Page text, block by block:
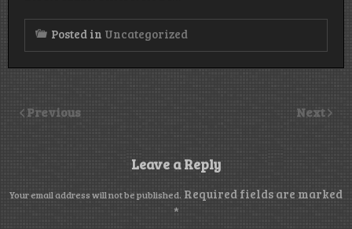
Posted in Uncategorized
Previous Next
Leave a Reply
Your email address will not be published. Required fields are marked
*